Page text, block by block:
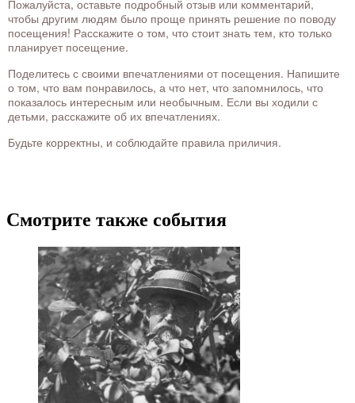
Пожалуйста, оставьте подробный отзыв или комментарий,
чтобы другим людям было проще принять решение по поводу
посещения! Расскажите о том, что стоит знать тем, кто только
планирует посещение.
Поделитесь с своими впечатлениями от посещения. Напишите
о том, что вам понравилось, а что нет, что запомнилось, что
показалось интересным или необычным. Если вы ходили с
детьми, расскажите об их впечатлениях.
Будьте корректны, и соблюдайте правила приличия.
Смотрите также события